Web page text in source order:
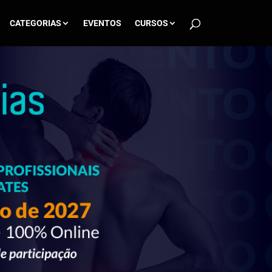
CATEGORIAS EVENTOS CURSOS